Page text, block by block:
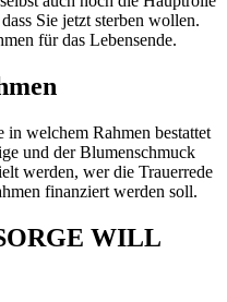
Sie jetzt sterben wollen.
für das Lebensende.
welchem Rahmen bestattet
und der Blumenschmuck
werden, wer die Trauerrede
finanziert werden soll.
WILL